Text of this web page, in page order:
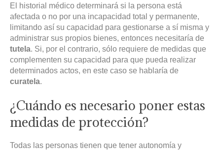
El historial médico determinará si la persona está
afectada o no por una incapacidad total y permanente,
limitando así su capacidad para gestionarse a sí misma y
administrar sus propios bienes, entonces necesitaría de
tutela. Si, por el contrario, sólo requiere de medidas que
complementen su capacidad para que pueda realizar
determinados actos, en este caso se hablaría de
curatela.
¿Cuándo es necesario poner estas
medidas de protección?
Todas las personas tienen que tener autonomía y